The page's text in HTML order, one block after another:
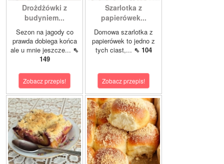
Drożdżówki z
budyniem...
Sezon na jagody co
prawda dobiega końca
ale u mnie jeszcze... ⇖
149
Zobacz przepis!
Szarlotka z
papierówek...
Domowa szarlotka z
papierówek to jedno z
tych ciast,... ⇖ 104
Zobacz przepis!